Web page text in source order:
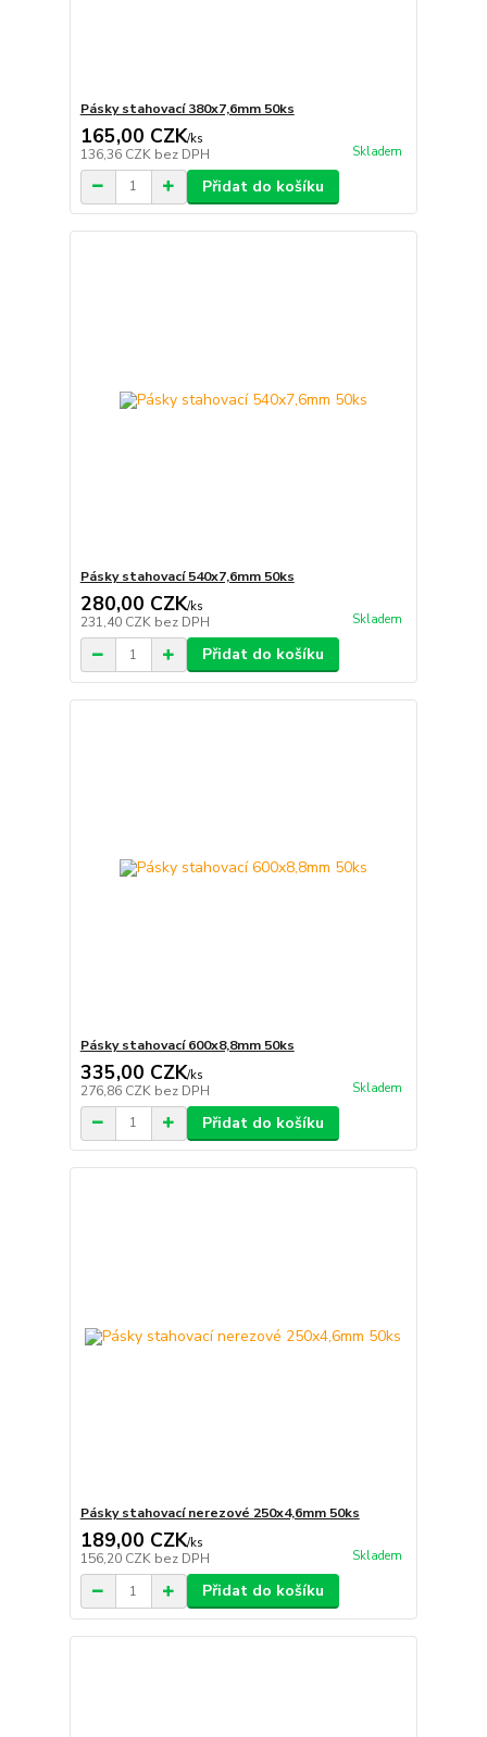
Pásky stahovací 380x7,6mm 50ks
165,00 CZK/ks
136,36 CZK bez DPH Skladem
Přidat do košíku
Pásky stahovací 540x7,6mm 50ks
280,00 CZK/ks
231,40 CZK bez DPH Skladem
Přidat do košíku
Pásky stahovací 600x8,8mm 50ks
335,00 CZK/ks
276,86 CZK bez DPH Skladem
Přidat do košíku
Pásky stahovací nerezové 250x4,6mm 50ks
189,00 CZK/ks
156,20 CZK bez DPH Skladem
Přidat do košíku